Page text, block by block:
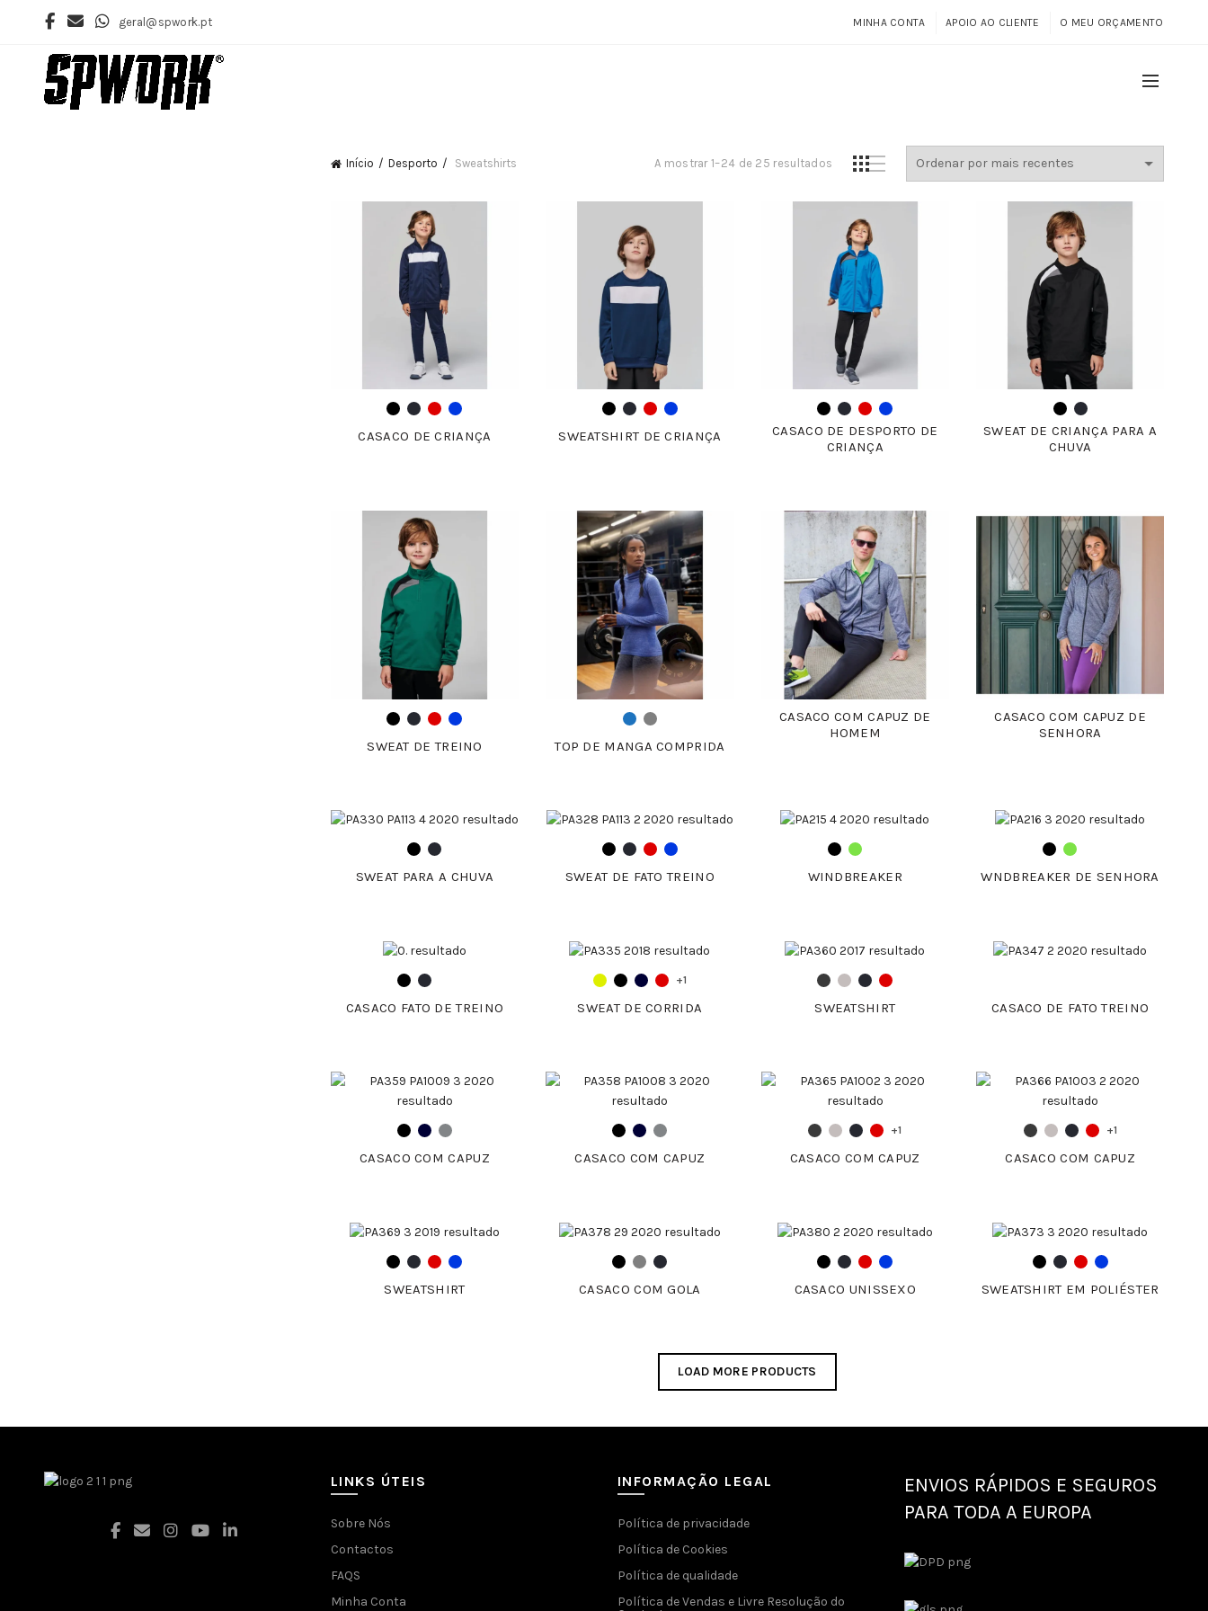
geral@spwork.pt MINHA CONTA APOIO AO CLIENTE O MEU ORÇAMENTO
Início Desporto Sweatshirts A mostrar 1–24 de 25 resultados Ordenado
mais
recentes
CASACO DE CRIANÇA SWEATSHIRT DE CRIANÇA
CASACO DE DESPORTO DE
CRIANÇA
SWEAT DE CRIANÇA PARA A
CHUVA
SWEAT DE TREINO TOP DE MANGA COMPRIDA
CASACO COM CAPUZ DE
HOMEM
CASACO COM CAPUZ DE
SENHORA
SWEAT PARA A CHUVA SWEAT DE FATO TREINO WINDBREAKER WNDBREAKER DE SENHORA
CASACO FATO DE TREINO
+1
SWEAT DE CORRIDA SWEATSHIRT CASACO DE FATO TREINO
CASACO COM CAPUZ CASACO COM CAPUZ
+1
CASACO COM CAPUZ
+1
CASACO COM CAPUZ
SWEATSHIRT CASACO COM GOLA CASACO UNISSEXO SWEATSHIRT EM POLIÉSTER
LOAD MORE PRODUCTS
LINKS ÚTEIS
Sobre Nós
Contactos
FAQS
Minha Conta
INFORMAÇÃO LEGAL
Política de privacidade
Política de Cookies
Política de qualidade
Política de Vendas e Livre Resolução do
ENVIOS RÁPIDOS E SEGUROS
PARA TODA A EUROPA